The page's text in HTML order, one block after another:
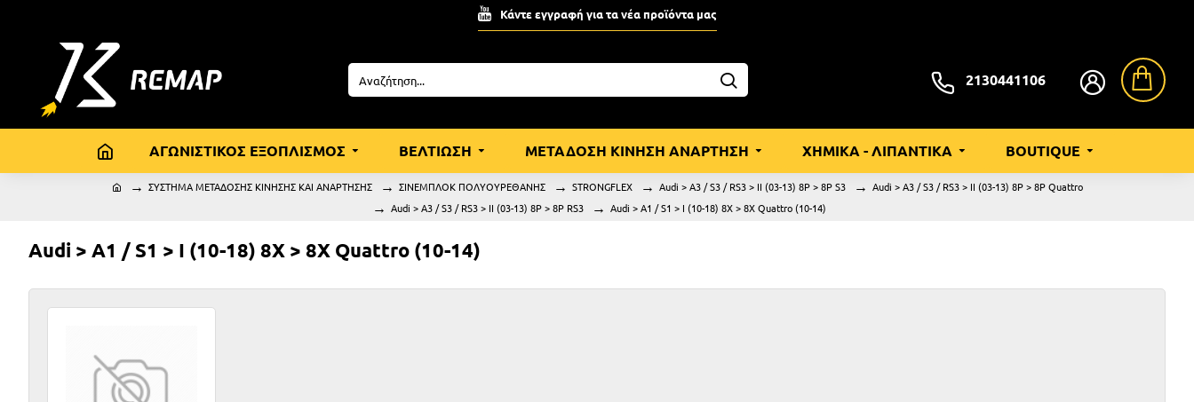
Κάντε εγγραφή για τα νέα προϊόντα μας
2130441106
ΑΓΩΝΙΣΤΙΚΟΣ ΕΞΟΠΛΙΣΜΟΣ ΒΕΛΤΙΩΣΗ ΜΕΤΑΔΟΣΗ ΚΙΝΗΣΗ ΑΝΑΡΤΗΣΗ ΧΗΜΙΚΑ - ΛΙΠΑΝΤΙΚΑ BOUTIQUE
ΣΥΣΤΗΜΑ ΜΕΤΑΔΟΣΗΣ ΚΙΝΗΣΗΣ ΚΑΙ ΑΝΑΡΤΗΣΗΣ ΣΙΝΕΜΠΛΟΚ ΠΟΛΥΟΥΡΕΘΑΝΗΣ STRONGFLEX Audi > A3 / S3 / RS3 > II (03-13) 8P > 8P S3
Audi > A3 / S3 / RS3 > II (03-13) 8P > 8P Quattro
Audi > A3 / S3 / RS3 > II (03-13) 8P > 8P RS3
Audi > A1 / S1 > I (10-18) 8X > 8X Quattro (10-14)
Audi > A1 / S1 > I (10-18) 8X > 8X Quattro (10-14)